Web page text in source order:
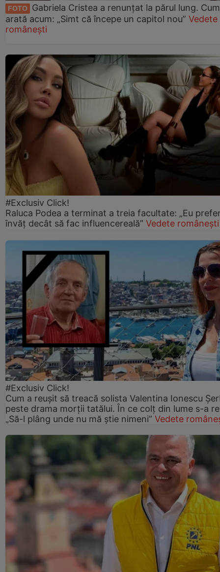
FOTO
Gabriela Cristea a renunțat la părul lung. Cum
arată acum: „Simt că începe un capitol nou” Vedete
românești
#Exclusiv Click!
Raluca Podea a terminat a treia facultate: „Eu
învăț decât să fac influencereală” Vedete românești
#Exclusiv Click!
Cum a reușit să treacă solista Valentina Ionescu
peste drama morții tatălui. În ce colț din lume s-a
„Să-l plâng unde nu mă știe nimeni” Vedete